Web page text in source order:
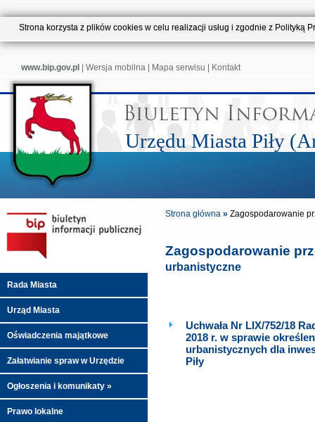
Strona korzysta z plików cookies w celu realizacji usług i zgodnie z
www.bip.gov.pl Wersja mobilna Mapa serwisu Kontakt
Urzędu Miasta Piły
Rada Miasta
Urząd Miasta
Oświadczenia majątkowe
Załatwianie spraw w Urzędzie
Ogłoszenia i komunikaty »
Prawo lokalne
Strona główna » Zagospodarowanie
Zagospodarowanie
urbanistyczne
Uchwała Nr LIX/752/18
2018 r. w sprawie
urbanistycznych dla
Piły